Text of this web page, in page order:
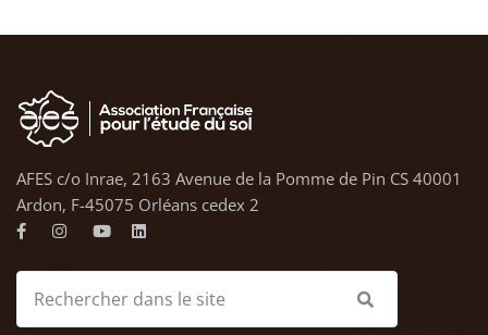
AFES c/o Inrae, 2163 Avenue de la Pomme de Pin CS 40001
Ardon, F-45075 Orléans cedex 2